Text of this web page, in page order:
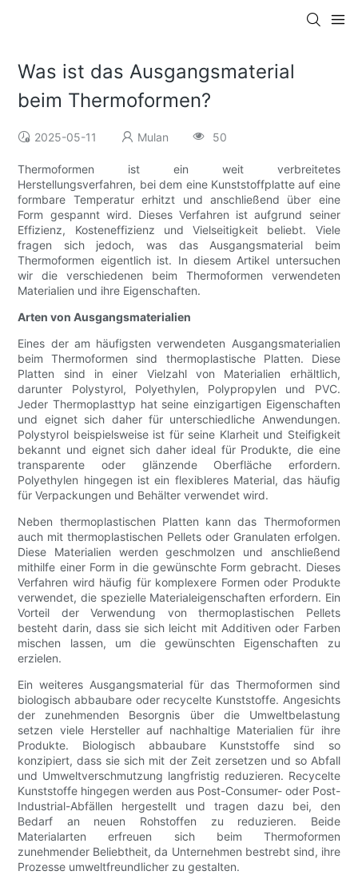
Was ist das Ausgangsmaterial
beim Thermoformen?
2025-05-11 Mulan 50
Thermoformen ist ein weit verbreitetes
Herstellungsverfahren, bei dem eine Kunststoffplatte auf eine
formbare Temperatur erhitzt und anschließend über eine
Form gespannt wird. Dieses Verfahren ist aufgrund seiner
Effizienz, Kosteneffizienz und Vielseitigkeit beliebt. Viele
fragen sich jedoch, was das Ausgangsmaterial beim
Thermoformen eigentlich ist. In diesem Artikel untersuchen
wir die verschiedenen beim Thermoformen verwendeten
Materialien und ihre Eigenschaften.
Arten von Ausgangsmaterialien
Eines der am häufigsten verwendeten Ausgangsmaterialien
beim Thermoformen sind thermoplastische Platten. Diese
Platten sind in einer Vielzahl von Materialien erhältlich,
darunter Polystyrol, Polyethylen, Polypropylen und PVC.
Jeder Thermoplasttyp hat seine einzigartigen Eigenschaften
und eignet sich daher für unterschiedliche Anwendungen.
Polystyrol beispielsweise ist für seine Klarheit und Steifigkeit
bekannt und eignet sich daher ideal für Produkte, die eine
transparente oder glänzende Oberfläche erfordern.
Polyethylen hingegen ist ein flexibleres Material, das häufig
für Verpackungen und Behälter verwendet wird.
Neben thermoplastischen Platten kann das Thermoformen
auch mit thermoplastischen Pellets oder Granulaten erfolgen.
Diese Materialien werden geschmolzen und anschließend
mithilfe einer Form in die gewünschte Form gebracht. Dieses
Verfahren wird häufig für komplexere Formen oder Produkte
verwendet, die spezielle Materialeigenschaften erfordern. Ein
Vorteil der Verwendung von thermoplastischen Pellets
besteht darin, dass sie sich leicht mit Additiven oder Farben
mischen lassen, um die gewünschten Eigenschaften zu
erzielen.
Ein weiteres Ausgangsmaterial für das Thermoformen sind
biologisch abbaubare oder recycelte Kunststoffe. Angesichts
der zunehmenden Besorgnis über die Umweltbelastung
setzen viele Hersteller auf nachhaltige Materialien für ihre
Produkte. Biologisch abbaubare Kunststoffe sind so
konzipiert, dass sie sich mit der Zeit zersetzen und so Abfall
und Umweltverschmutzung langfristig reduzieren. Recycelte
Kunststoffe hingegen werden aus Post-Consumer- oder Post-
Industrial-Abfällen hergestellt und tragen dazu bei, den
Bedarf an neuen Rohstoffen zu reduzieren. Beide
Materialarten erfreuen sich beim Thermoformen
zunehmender Beliebtheit, da Unternehmen bestrebt sind, ihre
Prozesse umweltfreundlicher zu gestalten.